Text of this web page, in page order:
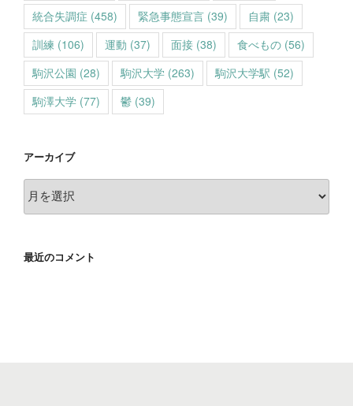
統合失調症 (458) 緊急事態宣言 (39) 自粛 (23)
訓練 (106) 運動 (37) 面接 (38) 食べもの (56)
駒沢公園 (28) 駒沢大学 (263) 駒沢大学駅 (52)
駒澤大学 (77) 鬱 (39)
アーカイブ
ア
ー
イ
最近のコメント